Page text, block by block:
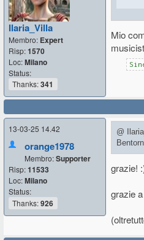
Ilaria_Villa
Membro: Expert
Risp:1570
Loc:Milano
Status:
Thanks:341
Mio
13-03-25 14.42
orange1978
Membro:Supporter
Risp:11533
Loc:Milano
Status:
Thanks:926
@
grazie!
grazie